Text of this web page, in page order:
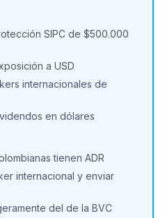
SIPC de $500.000
a USD
internacionales de
en dólares
tienen ADR
internacional y enviar
del de la BVC